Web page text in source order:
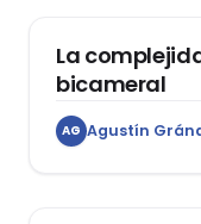
La
bicameral
AG Agustín